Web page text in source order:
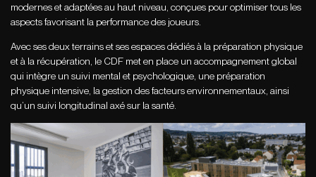
modernes et adaptées au haut niveau, conçues pour optimiser tous les
aspects favorisant la performance des joueurs.
Avec ses deux terrains et ses espaces dédiés à la préparation physique
et à la récupération, le CDF met en place un accompagnement global
qui intègre un suivi mental et psychologique, une préparation
physique intensive, la gestion des facteurs environnementaux, ainsi
qu’un suivi longitudinal axé sur la santé.